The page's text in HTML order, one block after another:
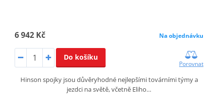
6 942 Kč Na objednávku
Do košíku
Porovnat
Hinson spojky jsou důvěryhodné nejlepšími továrními týmy a
jezdci na světě, včetně Eliho…